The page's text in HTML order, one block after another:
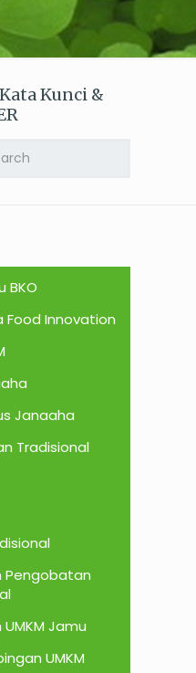
Kunci &
BKO
Food Innovation
Janaaha
Tradisional
Pengobatan
Jamu
UMKM